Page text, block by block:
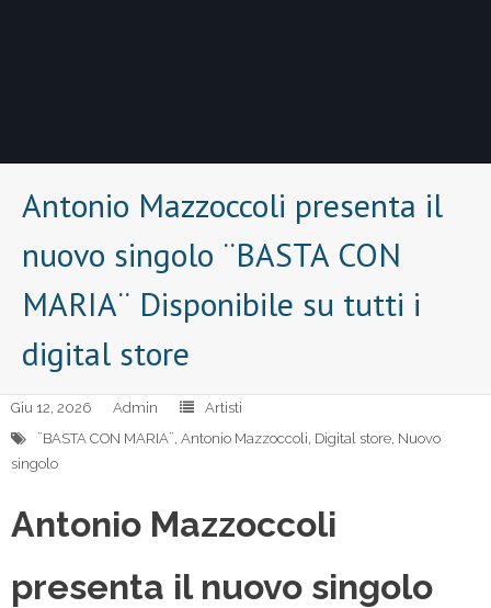
Antonio Mazzoccoli presenta il
nuovo singolo ¨BASTA CON
MARIA¨ Disponibile su tutti i
digital store
Giu 12, 2026 Admin
Artisti
¨BASTA CON MARIA¨, Antonio Mazzoccoli, Digital store, Nuovo
singolo
Antonio Mazzoccoli
presenta il nuovo singolo